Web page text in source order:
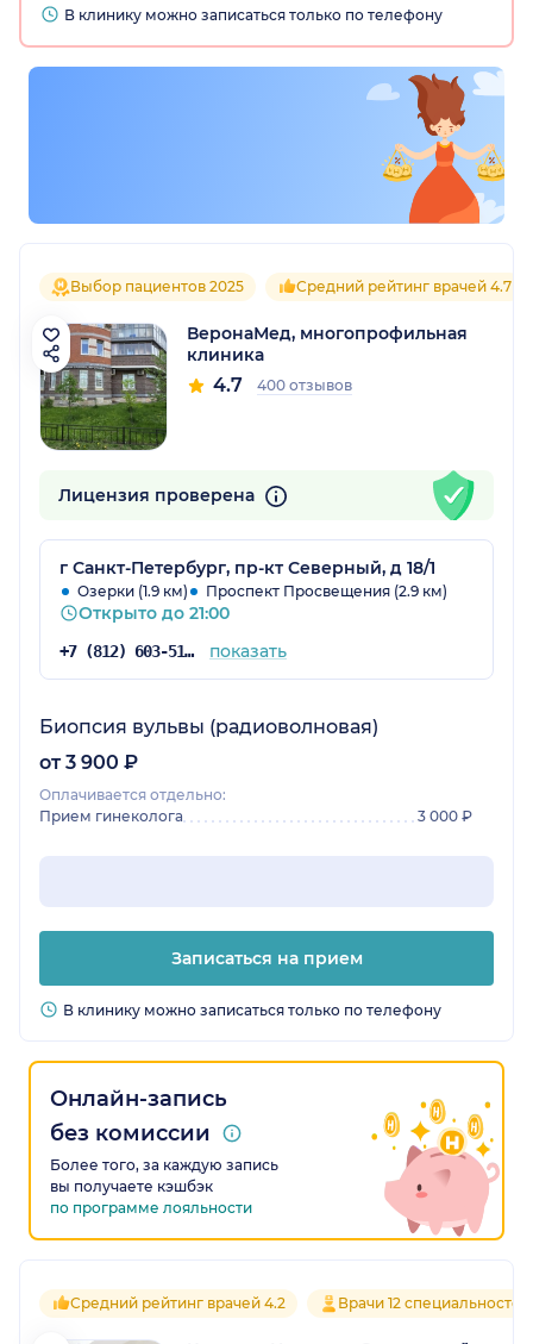
В клинику можно записаться только по телефону
Выбор пациентов 2025 Средний рейтинг врачей 4.7
ВеронаМед, многопрофильная
клиника
4.7 400 отзывов
Лицензия проверена
г Санкт-Петербург, пр-кт Северный, д 18/1
Озерки (1.9 км) Проспект Просвещения (2.9 км)
Открыто до 21:00
+7 (812) 603-51-16 показать
Биопсия вульвы (радиоволновая)
от 3 900 ₽
Оплачивается отдельно:
Прием гинеколога
3 000 ₽
Записаться на прием
В клинику можно записаться только по телефону
Онлайн-запись
без комиссии
Более того, за каждую запись
вы получаете кэшбэк
по программе лояльности
Средний рейтинг врачей 4.2 Врачи 12 специальностей